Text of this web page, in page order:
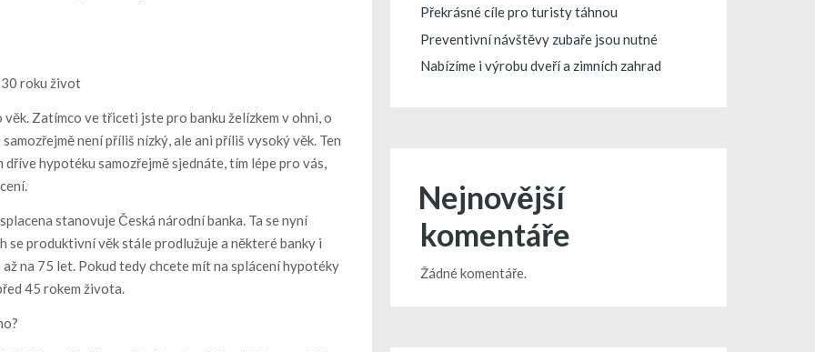
30 roku život
Zatímco ve třiceti jste pro banku želízkem v ohni, o
není příliš nízký, ale ani příliš vysoký věk. Ten
hypotéku samozřejmě sjednáte, tím lépe pro vás,
stanovuje Česká národní banka. Ta se nyní
se produktivní věk stále prodlužuje a některé banky i
na 75 let. Pokud tedy chcete mít na splácení hypotéky
45 rokem života.
Překrásné cíle pro turisty táhnou
Preventivní návštěvy zubaře jsou nutné
Nabízíme i výrobu dveří a zimních zahrad
Nejnovější
komentáře
Žádné komentáře.